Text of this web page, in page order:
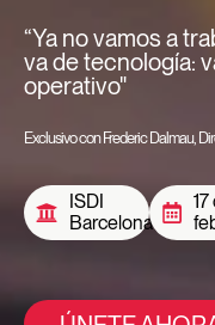
“Ya no vamos a
va de tecnología:
operativo"
Exclusivo con Frederic Dalmau,
ISDI
Barcelona